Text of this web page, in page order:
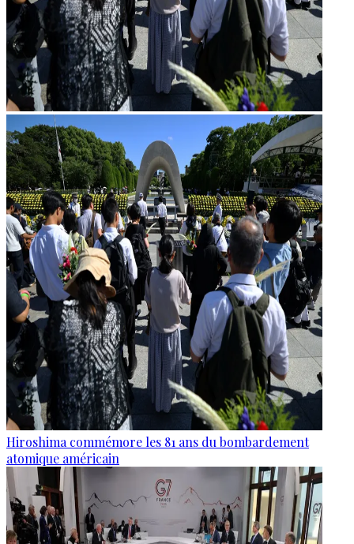
Hiroshima commémore les 81 ans du bombardement
atomique américain